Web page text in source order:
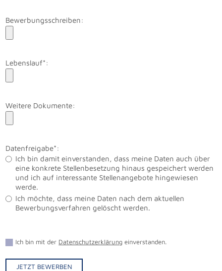
Bewerbungsschreiben:
Lebenslauf*:
Weitere Dokumente:
Datenfreigabe*:
Ich bin damit einverstanden, dass meine Daten auch über
eine konkrete Stellenbesetzung hinaus gespeichert werden
und ich auf interessante Stellenangebote hingewiesen
werde.
Ich möchte, dass meine Daten nach dem aktuellen
Bewerbungsverfahren gelöscht werden.
Ich bin mit der Datenschutzerklärung einverstanden.
JETZT BEWERBEN